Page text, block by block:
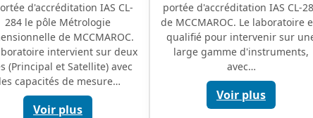
d'accréditation IAS CL-
284 le pôle Métrologie
de MCCMAROC.
intervient sur deux
(Principal et Satellite) avec
capacités de mesure…
Voir plus
portée d'accréditation IAS CL-
de MCCMAROC. Le laboratoire
qualifié pour intervenir sur
large gamme d'instruments,
avec…
Voir plus